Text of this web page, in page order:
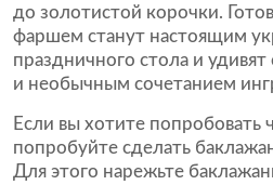
до золотистой корочки.
фаршем станут настоящим
праздничного стола и
и необычным сочетанием
Если вы хотите попробовать
попробуйте сделать
Для этого нарежьте